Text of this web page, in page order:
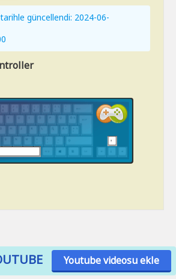
güncellendi: 2024-06-
Youtube videosu ekle